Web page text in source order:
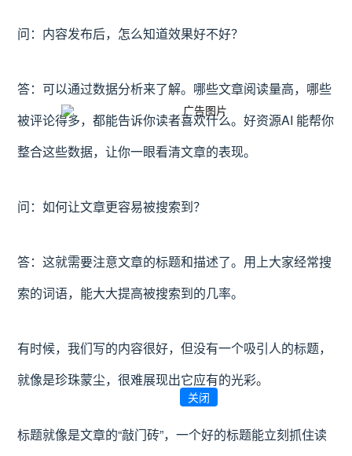
问：内容发布后，怎么知道效果好不好？
答：可以通过数据分析来了解。哪些文章阅读量高，哪些
被评论得多，都能告诉你读者喜欢什么。好资源AI 能帮你
整合这些数据，让你一眼看清文章的表现。
问：如何让文章更容易被搜索到？
答：这就需要注意文章的标题和描述了。用上大家经常搜
索的词语，能大大提高被搜索到的几率。
有时候，我们写的内容很好，但没有一个吸引人的标题，
就像是珍珠蒙尘，很难展现出它应有的光彩。
标题就像是文章的“敲门砖”，一个好的标题能立刻抓住读
关闭